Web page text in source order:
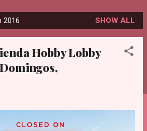
2016 SHOW ALL
Hobby Lobby